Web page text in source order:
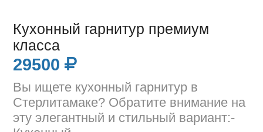
Кухонный гарнитур премиум
класса
29500
Вы ищете кухонный гарнитур в
Стерлитамаке? Обратите внимание на
эту элегантный и стильный вариант:-